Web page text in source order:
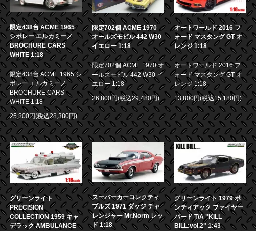
限定438台 ACME 1965
シボレー エルカミーノ
BROCHURE CARS
WHITE 1:18
限定438台 ACME 1965 シ
ボレー エルカミーノ
BROCHURE CARS
WHITE 1:18
25,800円(税込28,380円)
限定702個 ACME 1970
オールズモビル 442 W30
イエロー 1:18
限定702個 ACME 1970 オ
ールズモビル 442 W30 イ
エロー 1:18
26,800円(税込29,480円)
オートワールド 2016 フ
ォード マスタング GT オ
レンジ 1:18
オートワールド 2016 フ
ォード マスタング GT オ
レンジ 1:18
13,800円(税込15,180円)
グリーンライト
PRECISION
COLLECTION 1959 キャ
デラック AMBULANCE
スーパーカーコレクティ
ブルズ 1971 ダッジ チャ
レンジャー Mr.Norm レッ
ド 1:18
グリーンライト 1979 ポ
ンティアック ファイヤー
バード T/A "KILL
BILL:vol.2" 1:43